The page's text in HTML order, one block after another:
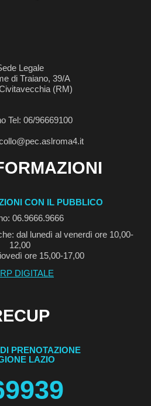
Legale
di Traiano, 39/A
(RM)
Tel: 06/96669100
CON IL PUBBLICO
06.9666.9666
dal lunedì al venerdì ore 10,00-
12,00
ore 15,00-17,00
DIGITALE
PRENOTAZIONE
LAZIO